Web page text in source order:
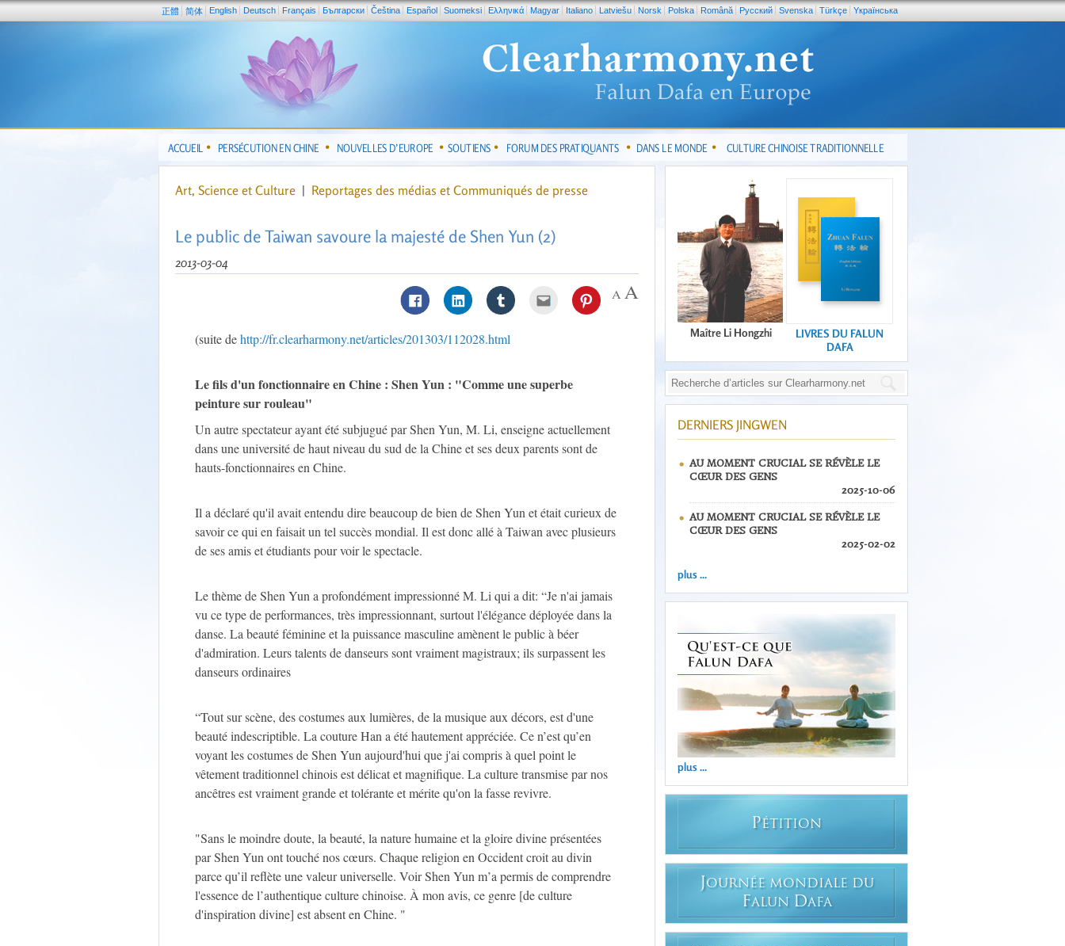
正體 简体 English Deutsch Français Български Čeština Español Suomeksi Ελληνικά Magyar Italiano Latviešu Norsk Polska Română Pусский Svenska Türkçe Yкраїнська
ACCUEIL PERSÉCUTION EN CHINE NOUVELLES D’EUROPE SOUTIENS FORUM DES PRATIQUANTS DANS LE MONDE CULTURE CHINOISE TRADITIONNELLE
Art, Science et Culture | Reportages des médias et Communiqués de presse
Le public de Taiwan savoure la majesté de Shen Yun (2)
2013-03-04
(suite dehttp://fr.clearharmony.net/articles/201303/112028.html
Le fils d'un fonctionnaire en Chine : Shen Yun : "Comme une superbe
peinture sur rouleau"
Un autre spectateur ayant été subjugué par Shen Yun, M. Li, enseigne actuellement
dans une université de haut niveau du sud de la Chine et ses deux parents sont de
hauts-fonctionnaires en Chine.
Il a déclaré qu'il avait entendu dire beaucoup de bien de Shen Yun et était curieux de
savoir ce qui en faisait un tel succès mondial. Il est donc allé à Taiwan avec plusieurs
de ses amis et étudiants pour voir le spectacle.
Le thème de Shen Yun a profondément impressionné M. Li qui a dit: “Je n'ai jamais
vu ce type de performances, très impressionnant, surtout l'élégance déployée dans la
danse. La beauté féminine et la puissance masculine amènent le public à béer
d'admiration. Leurs talents de danseurs sont vraiment magistraux; ils surpassent les
danseurs ordinaires
“Tout sur scène, des costumes aux lumières, de la musique aux décors, est d'une
beauté indescriptible. La couture Han a été hautement appréciée. Ce n’est qu’en
voyant les costumes de Shen Yun aujourd'hui que j'ai compris à quel point le
vêtement traditionnel chinois est délicat et magnifique. La culture transmise par nos
ancêtres est vraiment grande et tolérante et mérite qu'on la fasse revivre.
"Sans le moindre doute, la beauté, la nature humaine et la gloire divine présentées
par Shen Yun ont touché nos cœurs. Chaque religion en Occident croit au divin
parce qu’il reflète une valeur universelle. Voir Shen Yun m’a permis de comprendre
l'essence de l’authentique culture chinoise. À mon avis, ce genre [de culture
d'inspiration divine] est absent en Chine. "
Maître Li Hongzhi
LIVRES DU FALUN
DAFA
DERNIERS JINGWEN
AU MOMENT CRUCIAL SE RÉVÈLE LE
CŒUR DES GENS
2025-10-06
AU MOMENT CRUCIAL SE RÉVÈLE LE
CŒUR DES GENS
2025-02-02
plus ...
plus ...
PÉTITION
JOURNÉE MONDIALE DU
FALUN DAFA